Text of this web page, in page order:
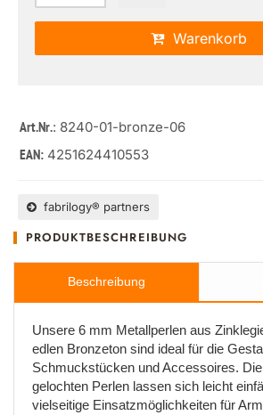
Warenkorb
Art.Nr.: 8240-01-bronze-06
EAN: 4251624410553
fabrilogy® partners
PRODUKTBESCHREIBUNG
Beschreibung
Unsere 6 mm Metallperlen aus
edlen Bronzeton sind ideal für die
Schmuckstücken und Accessoires.
gelochten Perlen lassen sich leicht
vielseitige Einsatzmöglichkeiten für